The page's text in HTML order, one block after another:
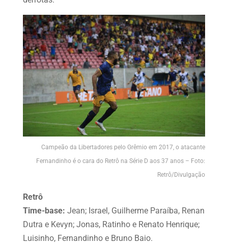
Campeão da Libertadores pelo Grêmio em 2017, o atacante
Fernandinho é o cara do Retrô na Série D aos 37 anos – Foto:
Retrô/Divulgação
Retrô
Time-base: Jean; Israel, Guilherme Paraíba, Renan
Dutra e Kevyn; Jonas, Ratinho e Renato Henrique;
Luisinho, Fernandinho e Bruno Baio.